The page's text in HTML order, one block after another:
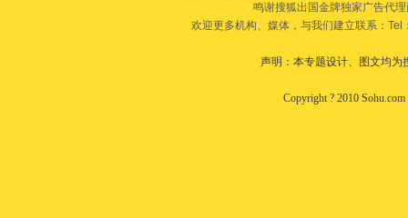
鸣谢搜狐出国金牌独家广告代
欢迎更多机构、媒体，与我们建立联系：
声明：本专题设计、图文均为
Copyright ? 2010